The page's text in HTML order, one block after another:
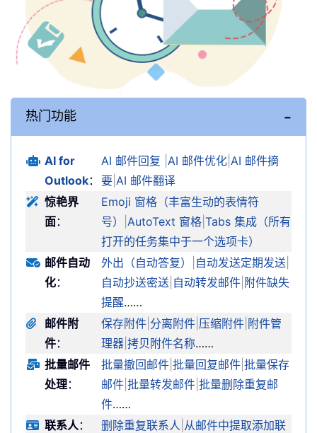
热门功能
AI for
Outlook：
AI 邮件回复 AI 邮件优化 AI 邮件摘
要 AI 邮件翻译
惊艳界
面：
Emoji 窗格（丰富生动的表情符
号）
AutoText 窗格 Tabs 集成（所有
打开的任务集中于一个选项卡）
邮件自动
化：
外出（自动答复） 自动发送定期发送
自动抄送密送 自动转发邮件 附件缺失
提醒……
邮件附
件：
保存附件 分离附件 压缩附件 附件管
理器 拷贝附件名称……
批量邮件
处理：
批量撤回邮件 批量回复邮件 批量保存
邮件 批量转发邮件 批量删除重复邮
件……
联系人 ： 删除重复联系人 从邮件中提取添加联